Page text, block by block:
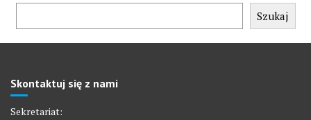
Szukaj
Skontaktuj się z nami
Sekretariat: